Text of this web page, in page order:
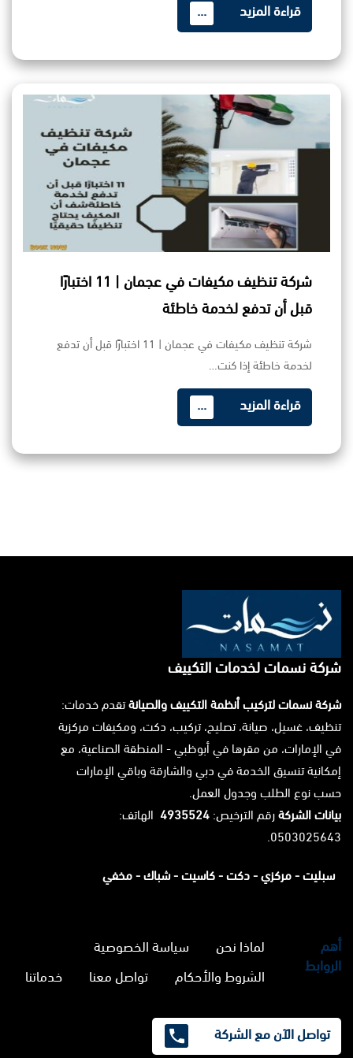
قراءة المزيد ...
شركة تنظيف مكيفات في عجمان | 11 اختبارًا
قبل أن تدفع لخدمة خاطئة
شركة تنظيف مكيفات في عجمان | 11 اختبارًا قبل أن تدفع
لخدمة خاطئة إذا كنت…
قراءة المزيد ...
شركة نسمات لخدمات التكييف
شركة نسمات لتركيب أنظمة التكييف والصيانةتقدم خدمات:
تنظيف، غسيل، صيانة، تصليح، تركيب، دكت، ومكيفات مركزية
في الإمارات، من مقرها في أبوظبي - المنطقة الصناعية، مع
إمكانية تنسيق الخدمة في دبي والشارقة وباقي الإمارات
حسب نوع الطلب وجدول العمل.
بيانات الشركةرقم الترخيص: 4935524 الهاتف:
0503025643.
سبليت -مركزي -دكت -كاسيت -شباك -مخفي
أهم
الروابط
لماذا نحن
سياسة الخصوصية
الشروط والأحكام
تواصل معنا خدماتنا
تواصل الآن مع الشركة